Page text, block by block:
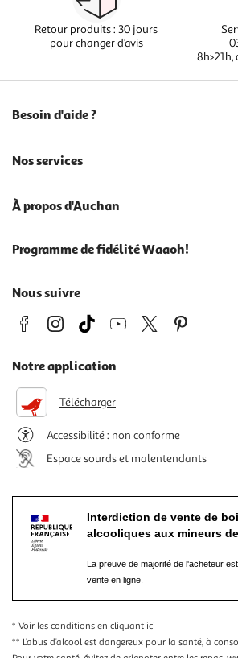
Retour produits : 30 jours
pour changer d’avis
8h>21h,
Besoin d'aide ?
Nos services
À propos d'Auchan
Programme de fidélité Waaoh!
Nous suivre
Notre application
Télécharger
Accessibilité : non conforme
Espace sourds et malentendants
Interdiction de vente de
alcooliques aux mineurs
La preuve de majorité de l'acheteur
vente en ligne.
* Voir les conditions en cliquant ici
** L’abus d’alcool est dangereux pour la santé, à